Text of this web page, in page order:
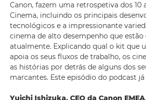
Canon, fazem uma retrospetiva dos 10
Cinema, incluindo os principais
tecnológicos e a impressionante
cinema de alto desempenho que estão
atualmente. Explicando qual o kit que
apoia os seus fluxos de trabalho, os
as histórias por detrás de alguns dos
marcantes. Este episódio do podcast
Yuichi Ishizuka, CEO da Canon EMEA